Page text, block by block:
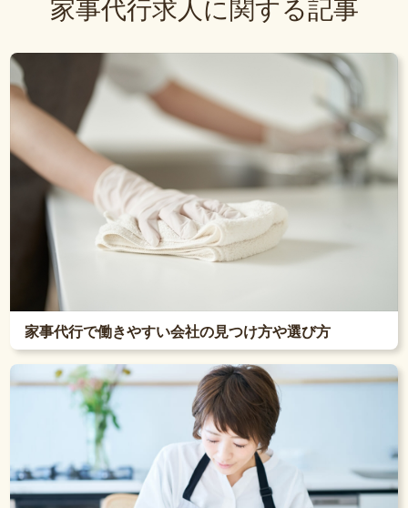
家事代行求人に関する記事
家事代行で働きやすい会社の見つけ方や選び方